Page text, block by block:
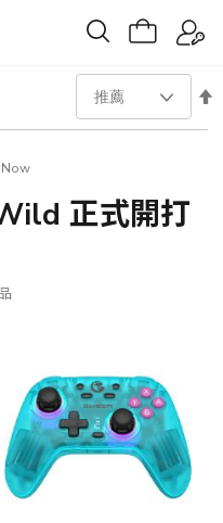
正式開打
設